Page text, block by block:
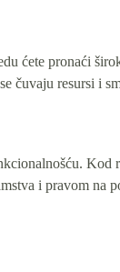
ćete pronaći
čuvaju resursi i
Kod
i pravom na